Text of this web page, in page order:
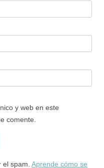
y web en este
comente.
el spam. Aprende cómo se